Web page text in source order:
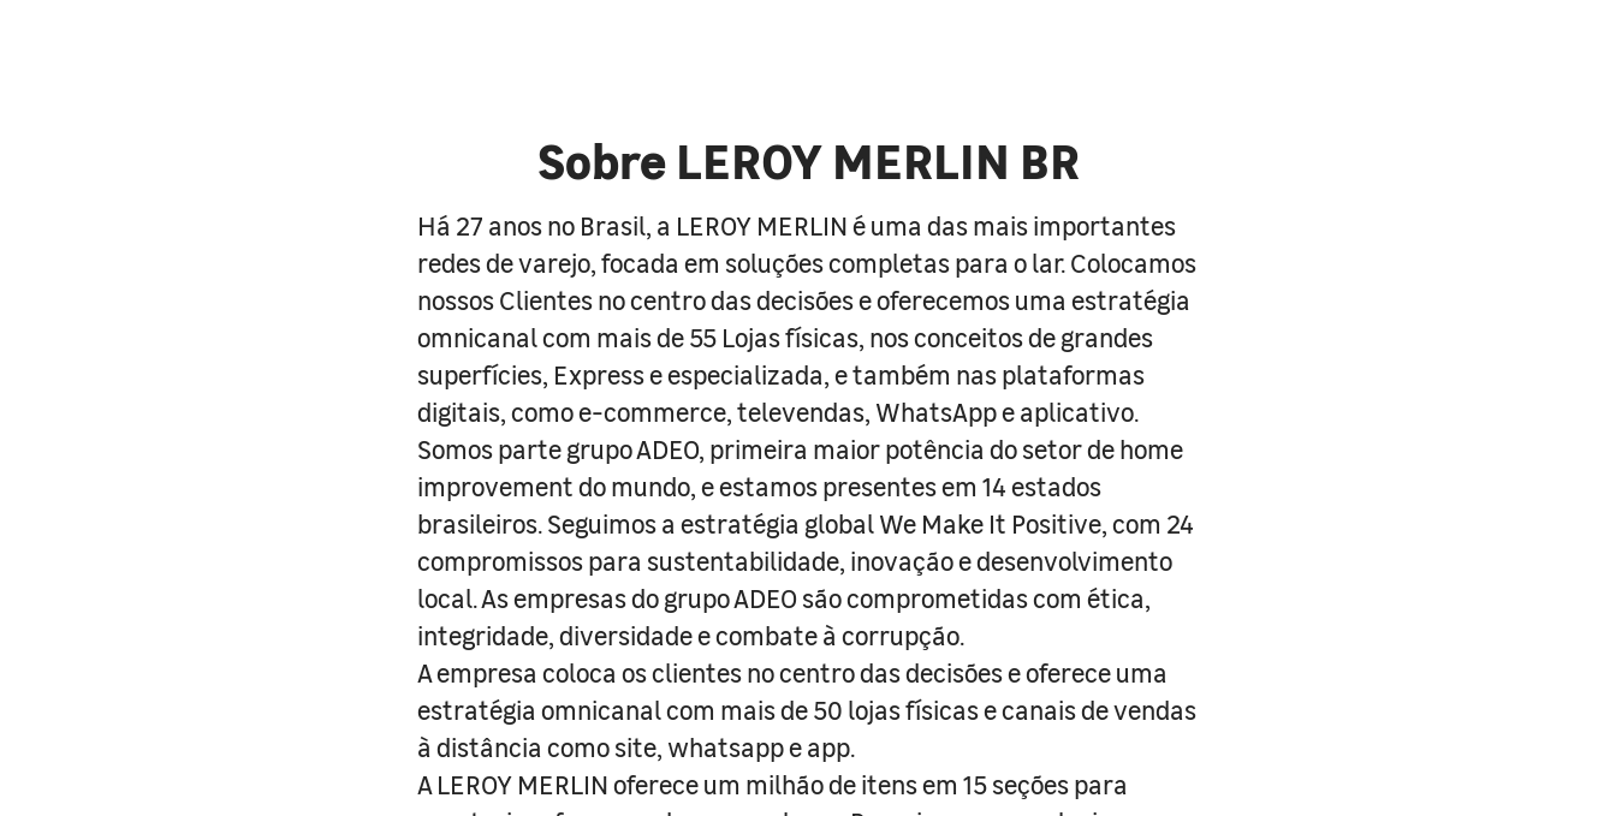
Sobre LEROY MERLIN BR
Há 27 anos no Brasil, a LEROY MERLIN é uma das mais importantes
redes de varejo, focada em soluções completas para o lar. Colocamos
nossos Clientes no centro das decisões e oferecemos uma estratégia
omnicanal com mais de 55 Lojas físicas, nos conceitos de grandes
superfícies, Express e especializada, e também nas plataformas
digitais, como e-commerce, televendas, WhatsApp e aplicativo.
Somos parte grupo ADEO, primeira maior potência do setor de home
improvement do mundo, e estamos presentes em 14 estados
brasileiros. Seguimos a estratégia global We Make It Positive, com 24
compromissos para sustentabilidade, inovação e desenvolvimento
local. As empresas do grupo ADEO são comprometidas com ética,
integridade, diversidade e combate à corrupção.
A empresa coloca os clientes no centro das decisões e oferece uma
estratégia omnicanal com mais de 50 lojas físicas e canais de vendas
à distância como site, whatsapp e app.
A LEROY MERLIN oferece um milhão de itens em 15 seções para